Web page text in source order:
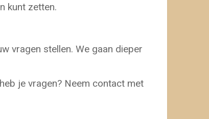
kunt zetten.
vragen stellen. We gaan dieper
je vragen? Neem contact met